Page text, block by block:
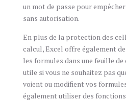
un mot de passe pour
sans autorisation.
En plus de la protection des
calcul, Excel offre également
les formules dans une feuille
utile si vous ne souhaitez pas
voient ou modifient vos
également utiliser des